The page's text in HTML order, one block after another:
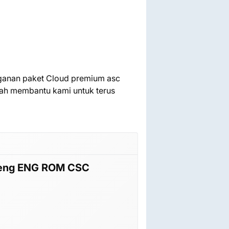
paket Cloud premium asc
membantu kami untuk terus
ENG ROM CSC